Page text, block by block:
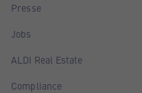
Presse
Jobs
ALDI Real Estate
Compliance